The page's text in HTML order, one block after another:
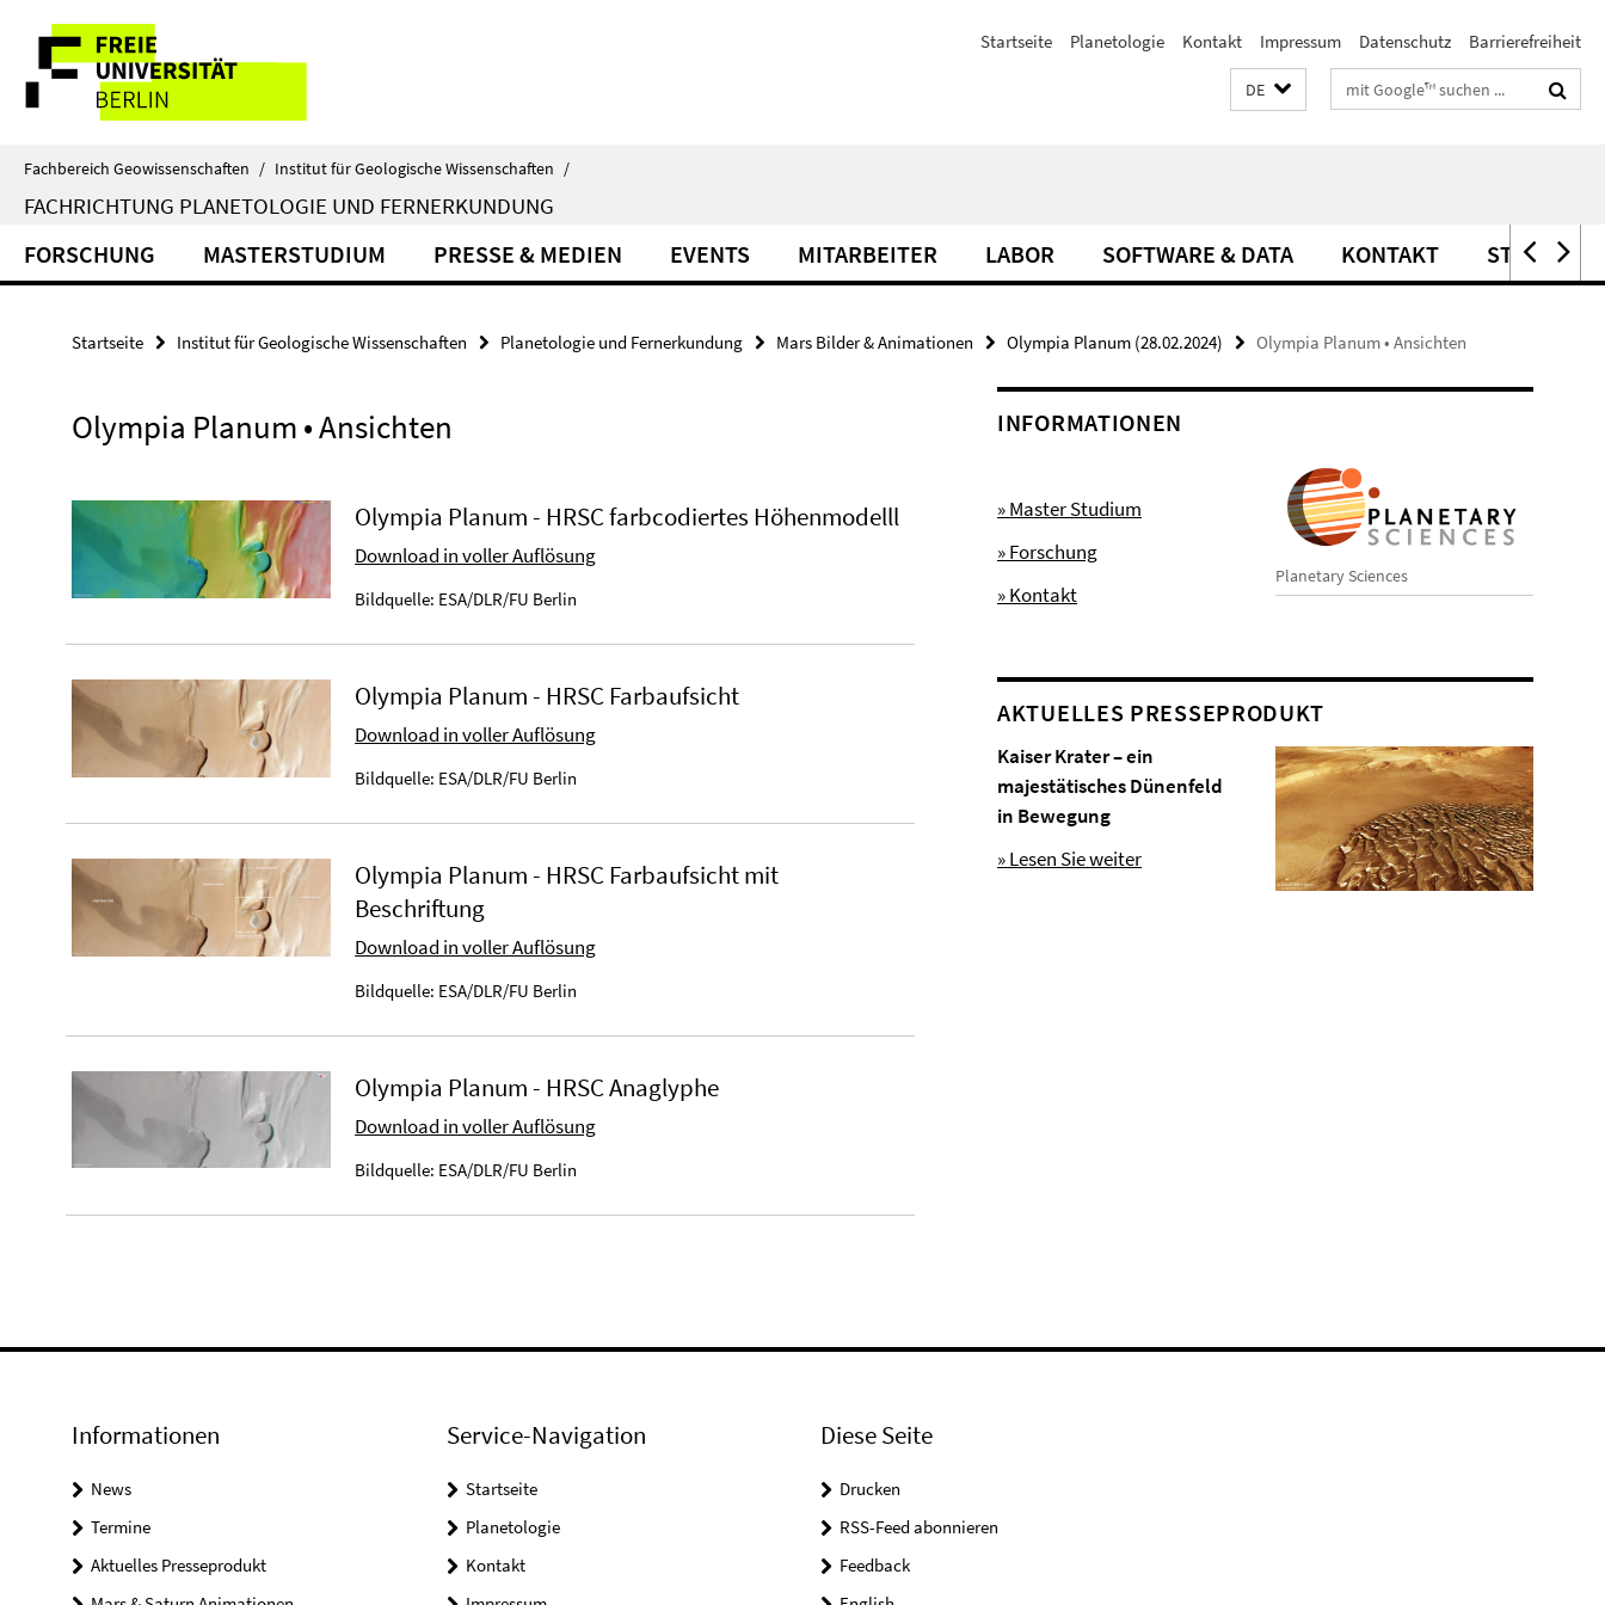
direkt
Inhalt
Service-
Navigation
Startseite Planetologie Kontakt Impressum Datenschutz Barrierefreiheit
DE Suchbegriffe
Fachbereich Geowissenschaften / Institut für Geologische Wissenschaften /
FACHRICHTUNG PLANETOLOGIE UND FERNERKUNDUNG
FORSCHUNG MASTERSTUDIUM PRESSE & MEDIEN EVENTS MITARBEITER LABOR SOFTWARE & DATA KONTAKT STELLEN
Startseite Institut für Geologische Wissenschaften Planetologie und Fernerkundung Mars Bilder & Animationen Olympia Planum (28.02.2024) Olympia Planum • Ansichten
Olympia Planum • Ansichten
Olympia Planum - HRSC farbcodiertes Höhenmodelll
Download in voller Auflösung
Bildquelle: ESA/DLR/FU Berlin
Olympia Planum - HRSC Farbaufsicht
Download in voller Auflösung
Bildquelle: ESA/DLR/FU Berlin
Olympia Planum - HRSC Farbaufsicht mit
Beschriftung
Download in voller Auflösung
Bildquelle: ESA/DLR/FU Berlin
Olympia Planum - HRSC Anaglyphe
Download in voller Auflösung
Bildquelle: ESA/DLR/FU Berlin
INFORMATIONEN
Planetary Sciences
» Master Studium
» Forschung
» Kontakt
AKTUELLES PRESSEPRODUKT
Kaiser Krater – ein
majestätisches Dünenfeld
in Bewegung
» Lesen Sie weiter
Informationen
News
Termine
Aktuelles Presseprodukt
Service-Navigation
Startseite
Planetologie
Kontakt
Diese Seite
Drucken
RSS-Feed abonnieren
Feedback